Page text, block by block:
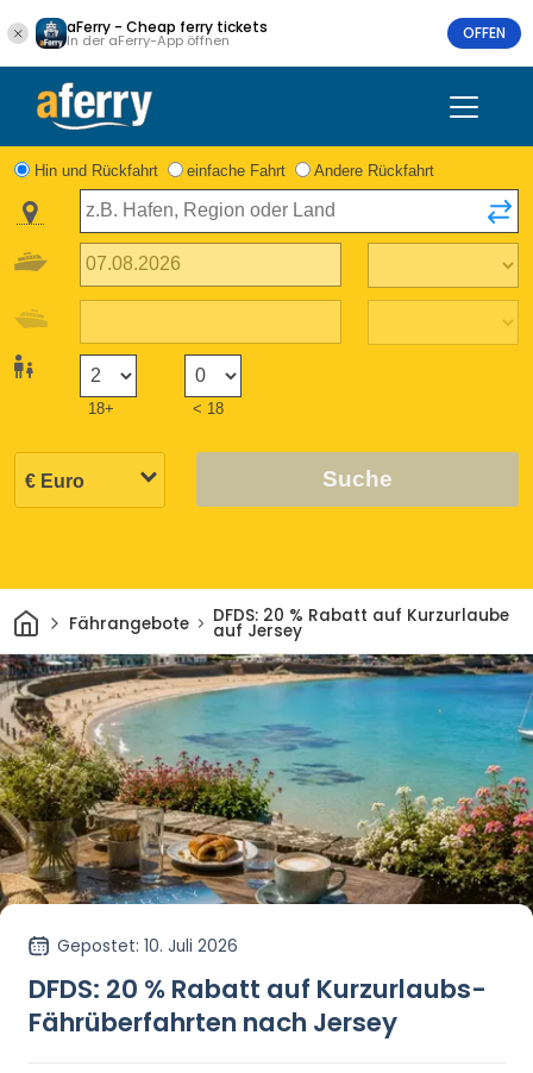
aFerry - Cheap ferry tickets
In der aFerry-App öffnen OFFEN
Hin und Rückfahrt einfache Fahrt Andere Rückfahrt
18+ < 18
Suche
HeimFährangebote DFDS: 20 % Rabatt auf Kurzurlaube
auf Jersey
Gepostet: 10. Juli 2026
DFDS: 20 % Rabatt auf Kurzurlaubs-
Fährüberfahrten nach Jersey